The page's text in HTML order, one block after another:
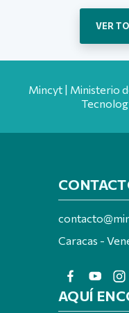
VER
Mincyt | Ministerio
Caracas -
AQUÍ